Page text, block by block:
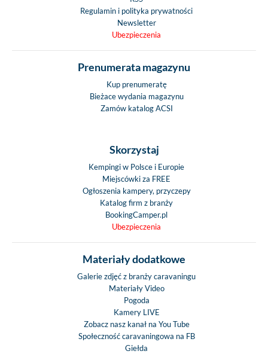
Regulamin i polityka prywatności
Newsletter
Ubezpieczenia
Prenumerata magazynu
Kup prenumeratę
Bieżace wydania magazynu
Zamów katalog ACSI
Skorzystaj
Kempingi w Polsce i Europie
Miejscówki za FREE
Ogłoszenia kampery, przyczepy
Katalog firm z branży
BookingCamper.pl
Ubezpieczenia
Materiały dodatkowe
Galerie zdjęć z branży caravaningu
Materiały Video
Pogoda
Kamery LIVE
Zobacz nasz kanał na You Tube
Społeczność caravaningowa na FB
Giełda